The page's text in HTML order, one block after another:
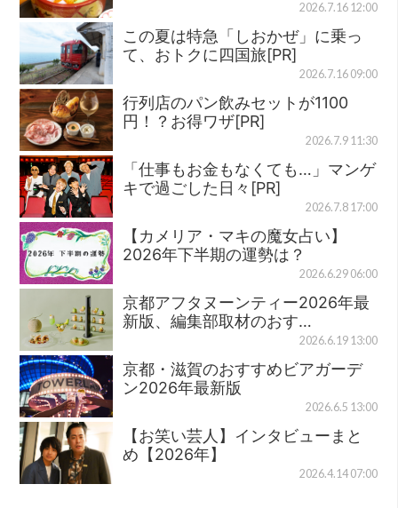
2026.7.16 12:00
この夏は特急「しおかぜ」に乗っ
て、おトクに四国旅[PR]
2026.7.16 09:00
行列店のパン飲みセットが1100
円！？お得ワザ[PR]
2026.7.9 11:30
「仕事もお金もなくても…」マンゲ
キで過ごした日々[PR]
2026.7.8 17:00
【カメリア・マキの魔女占い】
2026年下半期の運勢は？
2026.6.29 06:00
京都アフタヌーンティー2026年最
新版、編集部取材のおす…
2026.6.19 13:00
京都・滋賀のおすすめビアガーデ
ン2026年最新版
2026.6.5 13:00
【お笑い芸人】インタビューまと
め【2026年】
2026.4.14 07:00